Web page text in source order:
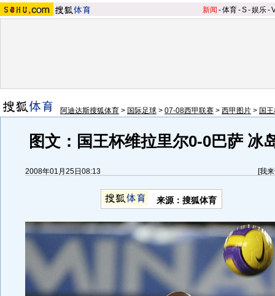
新闻 -体育-S-娱乐-
阿迪达斯搜狐体育 > 国际足球 > 07-08西甲联赛 > 西甲图片 > 国
图文：国王杯维拉里尔0-0巴萨 冰
2008年01月25日08:13 [我
来源：搜狐体育